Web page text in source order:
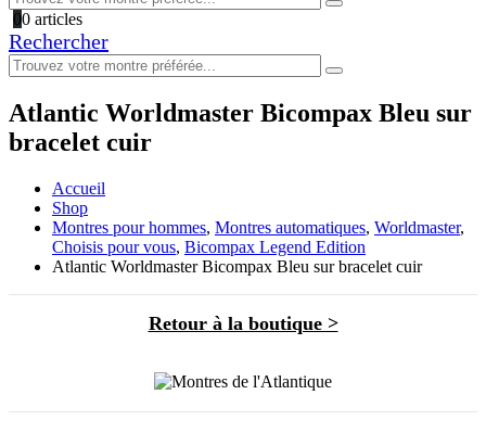
00 articles
Rechercher
Atlantic Worldmaster Bicompax Bleu sur
bracelet cuir
Accueil
Shop
Montres pour hommes, Montres automatiques, Worldmaster,
Choisis pour vous, Bicompax Legend Edition
Atlantic Worldmaster Bicompax Bleu sur bracelet cuir
Retour à la boutique >